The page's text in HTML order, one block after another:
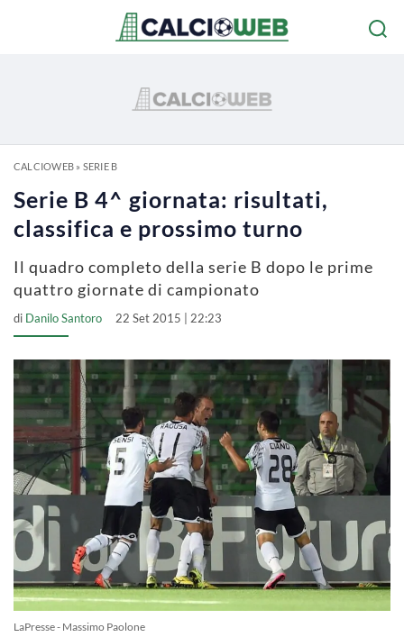
CALCIOWEB» SERIE B
Serie B 4^ giornata: risultati,
classifica e prossimo turno
Il quadro completo della serie B dopo le prime
quattro giornate di campionato
di Danilo Santoro 22 Set 2015 | 22:23
LaPresse - Massimo Paolone